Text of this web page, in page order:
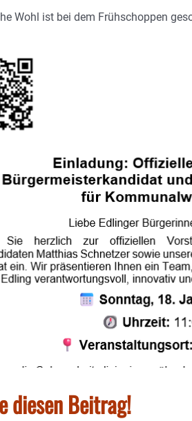
Wohl ist bei dem Frühschoppen
diesen Beitrag!